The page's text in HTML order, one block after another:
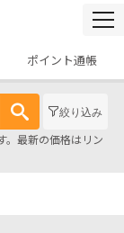
ポイント通帳
絞り込み
。最新の価格はリン